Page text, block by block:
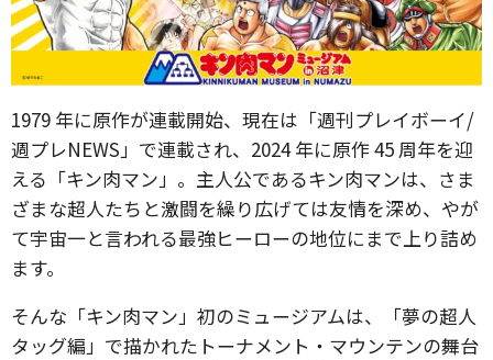
1979 年に原作が連載開始、現在は「週刊プレイボーイ/
週プレNEWS」で連載され、2024 年に原作 45 周年を迎
える「キン肉マン」。主人公であるキン肉マンは、さま
ざまな超人たちと激闘を繰り広げては友情を深め、やが
て宇宙一と言われる最強ヒーローの地位にまで上り詰め
ます。
そんな「キン肉マン」初のミュージアムは、「夢の超人
タッグ編」で描かれたトーナメント・マウンテンの舞台